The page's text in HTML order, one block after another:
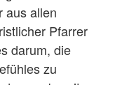
aus allen
Pfarrer
darum, die
zu